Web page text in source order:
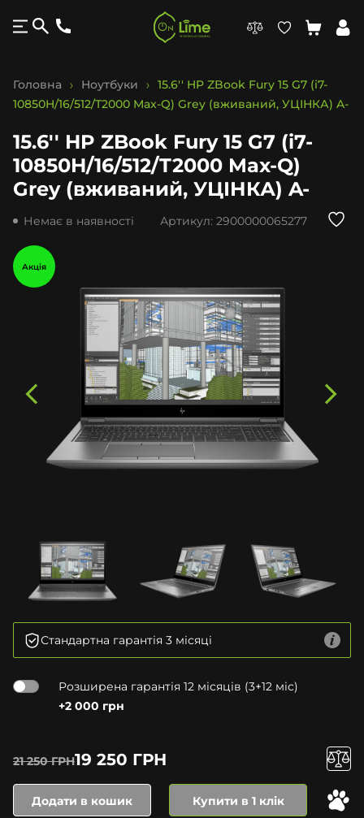
Головна Ноутбуки
15.6'' HP ZBook Fury 15 G7 (i7-
10850H/16/512/T2000 Max-Q) Grey (вживаний, УЦІНКА) A-
15.6'' HP ZBook Fury 15 G7 (i7-
10850H/16/512/T2000 Max-Q)
Grey (вживаний, УЦІНКА) A-
Немає в наявності Артикул: 2900000065277
Акція
Стандартна гарантія 3 місяці
Розширена гарантія 12 місяців (3+12 міс)
+2 000 грн
21 250 ГРН19 250 ГРН
Додати в кошик Купити в 1 клік